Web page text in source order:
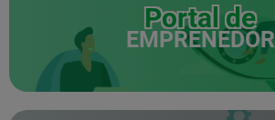
Portal de
EMPRENEDOR